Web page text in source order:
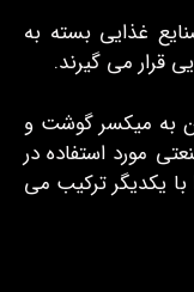
غذایی بسته به
قرار می گیرند.
به میکسر گوشت و
مورد استفاده در
با یکدیگر ترکیب می